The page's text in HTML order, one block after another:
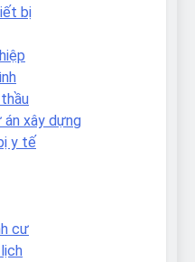
bị
án xây dựng
y tế
cư